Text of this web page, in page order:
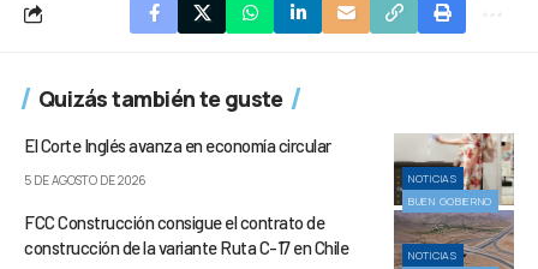
Quizás también te guste
NOTICIAS
BUEN GOBIERNO
El Corte Inglés avanza en economía circular
5 DE AGOSTO DE 2026
NOTICIAS
FCC Construcción consigue el contrato de
construcción de la variante Ruta C-17 en Chile